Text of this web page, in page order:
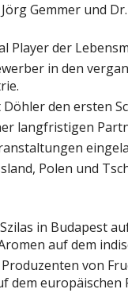
Gemmer und
Player der
in den
den ersten
langfristigen
Polen und
in Budapest
auf dem
von
dem